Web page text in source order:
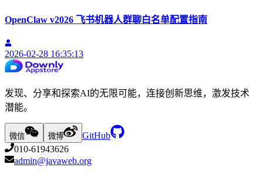
OpenClaw v2026 飞书机器人群聊白名单配置指南
2026-02-28 16:35:13
发现、分享和探索AI的无限可能，连接创新思维，激发技术
潜能。
微信 微博
GitHub
010-61943626
admin@javaweb.org